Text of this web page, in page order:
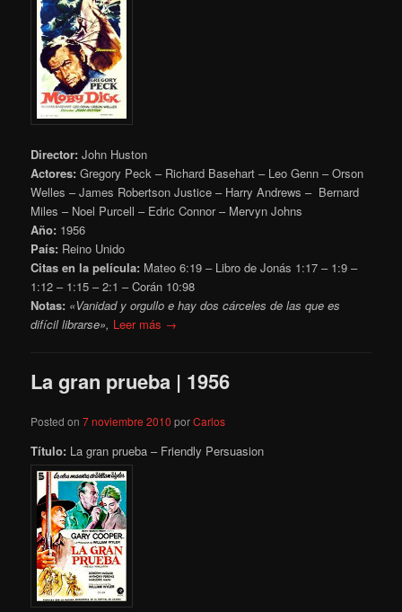
Director:John Huston
Actores: Gregory Peck – Richard Basehart – Leo Genn – Orson
Welles – James Robertson Justice – Harry Andrews – Bernard
Miles – Noel Purcell – Edric Connor – Mervyn Johns
Año: 1956
País: Reino Unido
Citas en la película: Mateo 6:19 – Libro de Jonás 1:17 – 1:9 –
1:12 – 1:15 – 2:1 – Corán 10:98
Notas: «Vanidad y orgullo e hay dos cárceles de las que es
difícil librarse», Leer más →
La gran prueba | 1956
Posted on7 noviembre 2010 porCarlos
Título: La gran prueba – Friendly Persuasion